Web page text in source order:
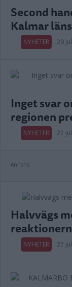
Second
Kalmar
NYHETER 29
Inget svar
regionen
NYHETER 27
Annons:
Halvvägs
NYHETER 27